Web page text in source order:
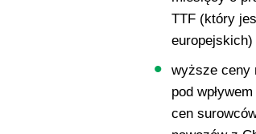
TTF (który
europejskich)
wyższe ceny
pod
cen